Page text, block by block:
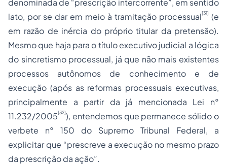
denominada de “prescrição intercorrente”, em sentido
lato, por se dar em meio à tramitação processual[31] (e
em razão de inércia do próprio titular da pretensão).
Mesmo que haja para o título executivo judicial a lógica
do sincretismo processual, já que não mais existentes
processos autônomos de conhecimento e de
execução (após as reformas processuais executivas,
principalmente a partir da já mencionada Lei n°
11.232/2005[32]), entendemos que permanece sólido o
verbete n° 150 do Supremo Tribunal Federal, a
explicitar que “prescreve a execução no mesmo prazo
da prescrição da ação”.